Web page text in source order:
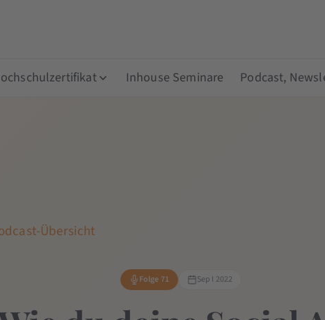
Inhouse Seminare Podcast,
Übersicht
Folge 71 Sep I 2022